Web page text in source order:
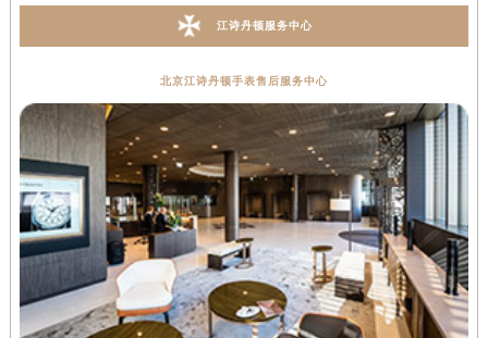
江诗丹顿服务中心
北京江诗丹顿手表售后服务中心